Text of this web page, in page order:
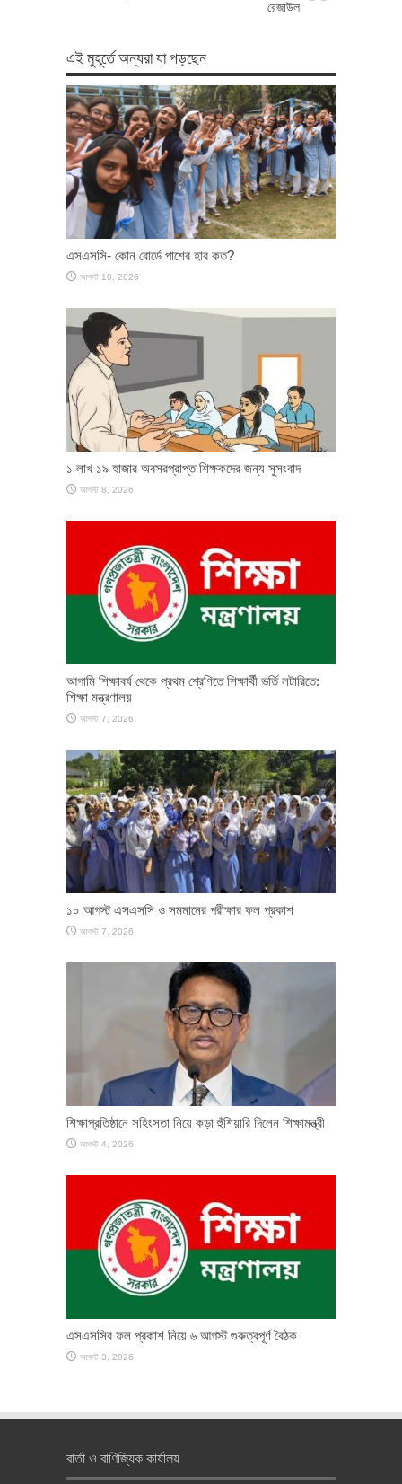
রেজাউল
এই মুহূর্তে অন্যরা যা পড়ছেন
এসএসসি- কোন বোর্ডে পাশের হার কত?
আগস্ট 10, 2026
১ লাখ ১৯ হাজার অবসরপ্রাপ্ত শিক্ষকদের জন্য সুসংবাদ
আগস্ট 8, 2026
আগামি শিক্ষাবর্ষ থেকে প্রথম শ্রেণিতে শিক্ষার্থী ভর্তি লটারিতে:
শিক্ষা মন্ত্রণালয়
আগস্ট 7, 2026
১০ আগস্ট এসএসসি ও সমমানের পরীক্ষার ফল প্রকাশ
আগস্ট 7, 2026
শিক্ষাপ্রতিষ্ঠানে সহিংসতা নিয়ে কড়া হুঁশিয়ারি দিলেন শিক্ষামন্ত্রী
আগস্ট 4, 2026
এসএসসির ফল প্রকাশ নিয়ে ৬ আগস্ট গুরুত্বপূর্ণ বৈঠক
আগস্ট 3, 2026
বার্তা ও বাণিজ্যিক কার্যালয়